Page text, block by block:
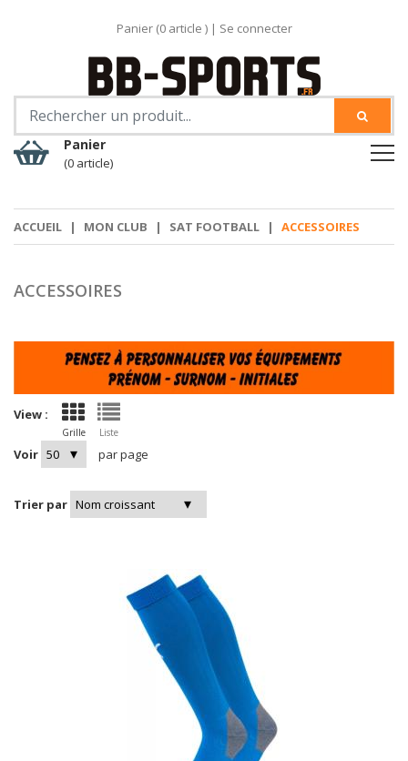
Panier (0article ) | Se connecter
Panier
(0 article)
ACCUEIL | MON CLUB | SAT FOOTBALL | ACCESSOIRES
ACCESSOIRES
View :
Grille Liste
Voir par page
Trier par